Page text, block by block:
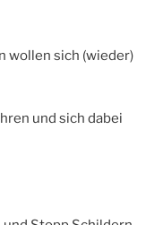
wollen sich (wieder)
und sich dabei